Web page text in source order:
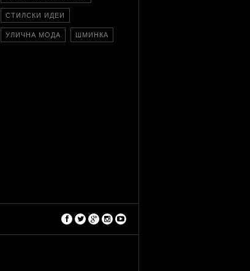
СТИЛСКИ ИДЕИ
УЛИЧНА МОДА ШМИНКА